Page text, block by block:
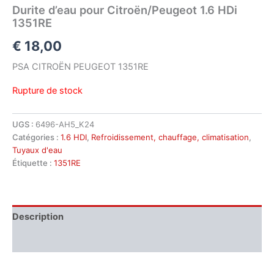
Durite d’eau pour Citroën/Peugeot 1.6 HDi
1351RE
€ 18,00
PSA CITROËN PEUGEOT 1351RE
Rupture de stock
UGS : 6496-AH5_K24
Catégories : 1.6 HDI, Refroidissement, chauffage, climatisation,
Tuyaux d'eau
Étiquette : 1351RE
Description